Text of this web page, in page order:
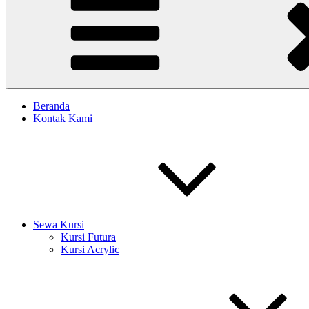
Beranda
Kontak Kami
Sewa Kursi
Kursi Futura
Kursi Acrylic